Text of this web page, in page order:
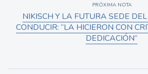
PRÓXIMA NOTA
NIKISCH Y LA FUTURA SEDE
CONDUCIR: “LA HICIERON CON
DEDICACIÓN”